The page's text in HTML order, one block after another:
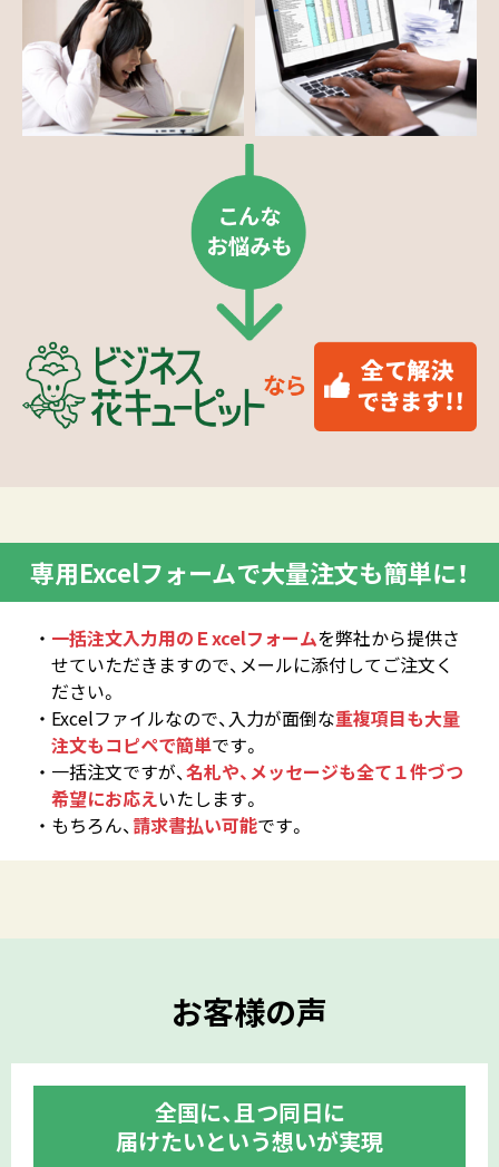
専用Excelフォームで大量注文も簡単に！
一括注文入力用のＥxcelフォームを弊社から提供さ
せていただきますので、メールに添付してご注文く
ださい。
Excelファイルなので、入力が面倒な重複項目も大量
注文もコピペで簡単です。
一括注文ですが、名札や、メッセージも全て１件づつ
希望にお応えいたします。
もちろん、 請求書払い可能です。
お客様の声
全国に、且つ同日に
届けたいという想いが実現